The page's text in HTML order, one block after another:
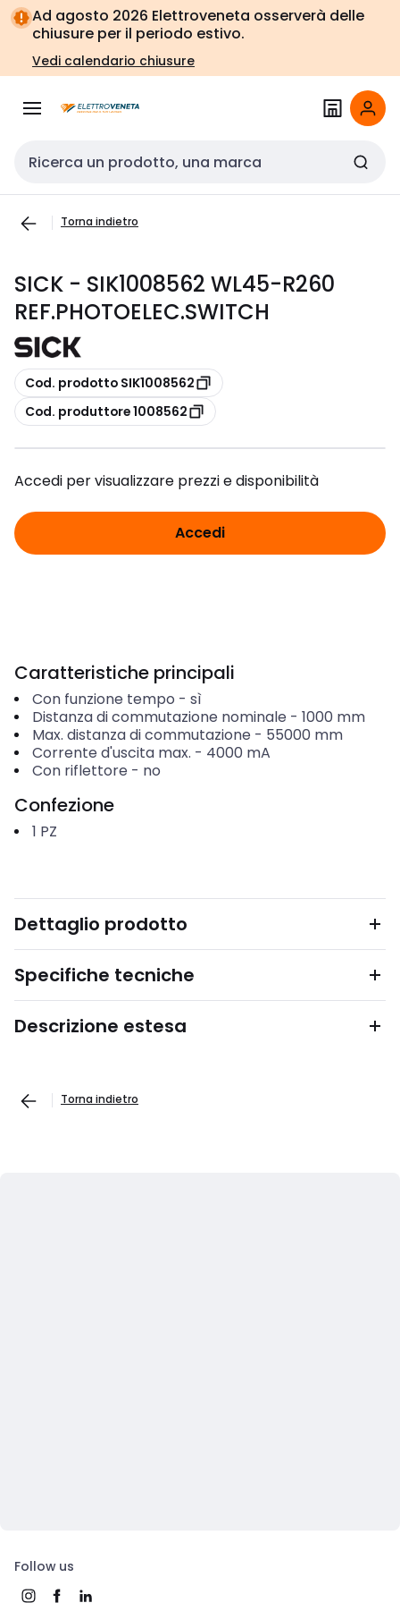
Vai alla
navigazione
Vai
alla
pagina
Ad agosto 2026 Elettroveneta osserverà delle
chiusure per il periodo estivo.
Vedi calendario chiusure
Cerca input
Torna indietro
SICK - SIK1008562 WL45-R260
REF.PHOTOELEC.SWITCH
copia
Cod. prodotto SIK1008562
copia
Cod. produttore 1008562
Accedi per visualizzare prezzi e disponibilità
Accedi
Caratteristiche principali
Con funzione tempo - sì
Distanza di commutazione nominale - 1000 mm
Max. distanza di commutazione - 55000 mm
Corrente d'uscita max. - 4000 mA
Con riflettore - no
Confezione
1 PZ
Dettaglio prodotto
Specifiche tecniche
Descrizione estesa
Torna indietro
Follow us